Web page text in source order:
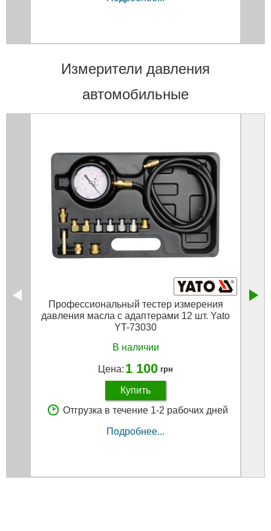
Измерители давления
автомобильные
Профессиональный тестер измерения
давления масла с адаптерами 12 шт. Yato
YT-73030
В наличии
Цена: 1 100 грн
Купить
Отгрузка в течение 1-2 рабочих дней
Подробнее...